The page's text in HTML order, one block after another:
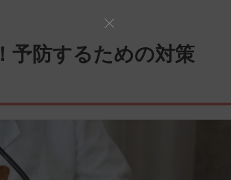
予防するための対策